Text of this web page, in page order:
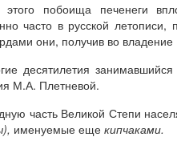
побоища печенеги
часто в русской
они, получив во
десятилетия
М.А. Плетневой.
часть Великой Степи
именуемые еще кипчаками.